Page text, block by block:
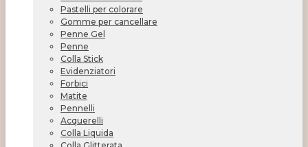
Pastelli per colorare
Gomme per cancellare
Penne Gel
Penne
Colla Stick
Evidenziatori
Forbici
Matite
Pennelli
Acquerelli
Colla Liquida